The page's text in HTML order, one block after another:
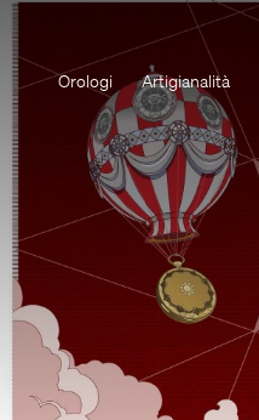
Orologi Artigianalità